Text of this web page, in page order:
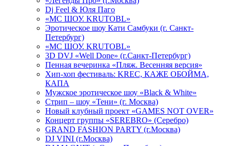
Dj Feel & Юля Паго
«МС ШОУ. KRUTOBL»
Эротическое шоу Кати Самбуки (г. Санкт-
Петербург)
«МС ШОУ. KRUTOBL»
3D DVJ «Well Done» (г.Санкт-Петербург)
Пенная вечеринка «Пляж. Весенняя версия»
Хип-хоп фестиваль: KREC, КАЖЕ ОБОЙМА,
КАПА
Мужское эротическое шоу «Black & White»
Стрип – шоу «Тени» (г. Москва)
Новый клубный проект «GAMES NOT OVER»
Концерт группы «SEREBRO» (Серебро)
GRAND FASHION PARTY (г.Москва)
DJ VINI (г.Москва)